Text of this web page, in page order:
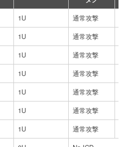
1U 通常攻撃
1U 通常攻撃
1U 通常攻撃
1U 通常攻撃
1U 通常攻撃
1U 通常攻撃
1U 通常攻撃